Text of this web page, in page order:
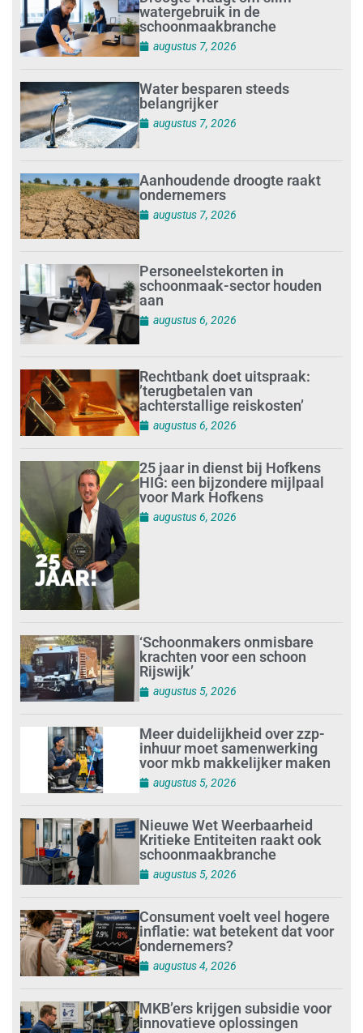
watergebruik in de
schoonmaakbranche
augustus 7, 2026
Water besparen steeds
belangrijker
augustus 7, 2026
Aanhoudende droogte raakt
ondernemers
augustus 7, 2026
Personeelstekorten in
schoonmaak-sector houden
aan
augustus 6, 2026
Rechtbank doet uitspraak:
’terugbetalen van
achterstallige reiskosten’
augustus 6, 2026
25 jaar in dienst bij Hofkens
HIG: een bijzondere mijlpaal
voor Mark Hofkens
augustus 6, 2026
‘Schoonmakers onmisbare
krachten voor een schoon
Rijswijk’
augustus 5, 2026
Meer duidelijkheid over zzp-
inhuur moet samenwerking
voor mkb makkelijker maken
augustus 5, 2026
Nieuwe Wet Weerbaarheid
Kritieke Entiteiten raakt ook
schoonmaakbranche
augustus 5, 2026
Consument voelt veel hogere
inflatie: wat betekent dat voor
ondernemers?
augustus 4, 2026
MKB’ers krijgen subsidie voor
innovatieve oplossingen